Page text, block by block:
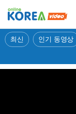
최신 인기 동영상